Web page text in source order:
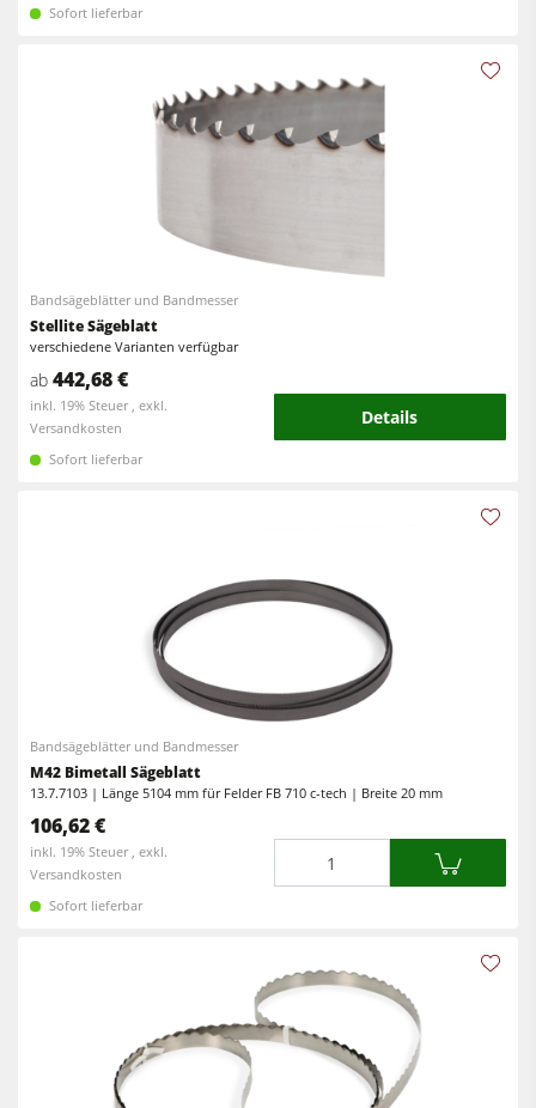
Sofort lieferbar
Bandsägeblätter und Bandmesser
Stellite Sägeblatt
verschiedene Varianten verfügbar
ab 442,68 €
inkl. 19% Steuer , exkl.
Versandkosten
Details
Sofort lieferbar
Bandsägeblätter und Bandmesser
M42 Bimetall Sägeblatt
13.7.7103 | Länge 5104 mm für Felder FB 710 c-tech | Breite 20 mm
106,62 €
inkl. 19% Steuer , exkl.
Versandkosten
Sofort lieferbar